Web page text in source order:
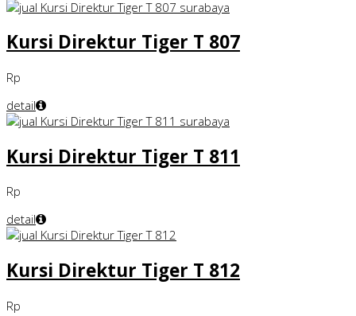
Kursi Direktur Tiger T 807
Rp
detail
Kursi Direktur Tiger T 811
Rp
detail
Kursi Direktur Tiger T 812
Rp